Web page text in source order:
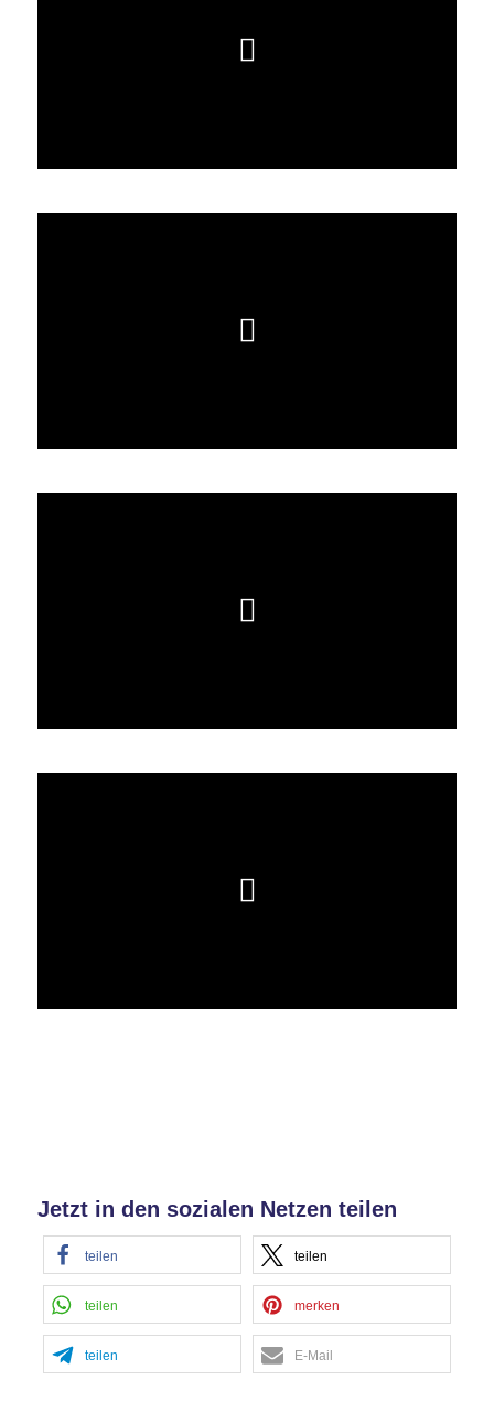
Jetzt in den sozialen Netzen teilen
teilen teilen
teilen merken
teilen E-Mail